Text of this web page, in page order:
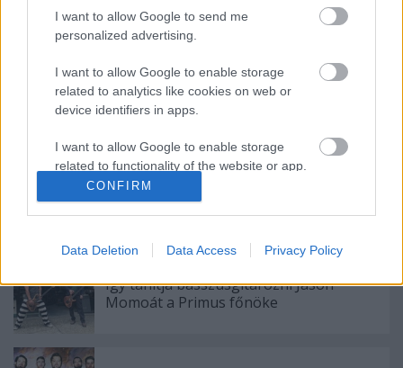
I want to allow Google to send me
personalized advertising.
I want to allow Google to enable storage
related to analytics like cookies on web or
device identifiers in apps.
I want to allow Google to enable storage
related to functionality of the website or app.
I want to allow Google to enable storage
I want to allow Google to enable storage
functionality and fraud prevention, and other
user protection.
CONFIRM
Data Deletion Data Access Privacy Policy
Ez megy most az új Lángolón
Így tanítja basszusgitározni Jason
Momoát a Primus főnöke